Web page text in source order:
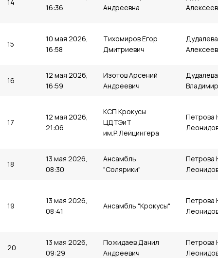
14
16:36
Андреевна
15
10 мая 2026,
16:58
Тихомиров Егор
Дмитриевич
16
12 мая 2026,
16:59
Изотов Арсений
Андреевич
17
12 мая 2026,
21:06
КСП Крокусы
ЦДТЭиТ
им.Р.Лейцингера
Петрова
18
13 мая 2026,
08:30
Ансамбль
"Солярики"
Петрова
19
13 мая 2026,
08:41
Ансамбль "Крокусы"
Петрова
20
13 мая 2026,
09:29
Пожидаев Данил
Андреевич
Петрова